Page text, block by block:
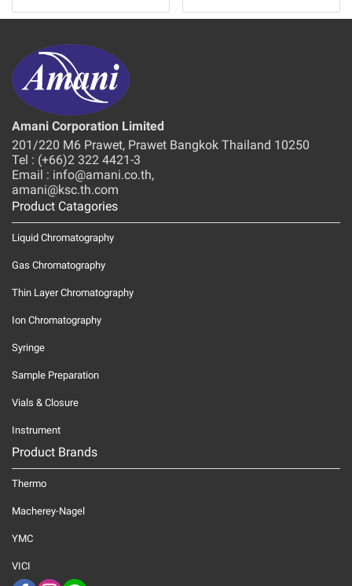
Amani Corporation Limited
201/220 M6 Prawet, Prawet Bangkok Thailand 10250
Tel : (+66)2 322 4421-3
Email : info@amani.co.th,
amani@ksc.th.com
Product Catagories
Liquid Chromatography
Gas Chromatography
Thin Layer Chromatography
Ion Chromatography
Syringe
Sample Preparation
Vials & Closure
Instrument
Product Brands
Thermo
Macherey-Nagel
YMC
VICI